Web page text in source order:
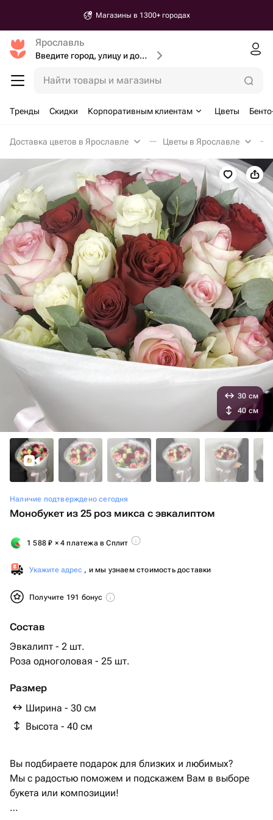
Магазины в 1300+ городах
Ярославль
Введите город, улицу и дом доставки
Найти товары и магазины
Тренды Скидки Корпоративным клиентам Цветы
Доставка цветов в Ярославле Цветы в Ярославле
Наличие подтверждено сегодня
Монобукет из 25 роз микса с эвкалиптом
1 588₽ × 4 платежа в Сплит
Укажите адрес , и мы узнаем стоимость доставки
Получите 191 бонус
Состав
Эвкалипт - 2 шт.
Роза одноголовая - 25 шт.
Размер
Ширина - 30 см
Высота - 40 см
30 см
40 см
Вы подбираете подарок для близких и любимых?
Мы с радостью поможем и подскажем Вам в выборе
букета или композиции!